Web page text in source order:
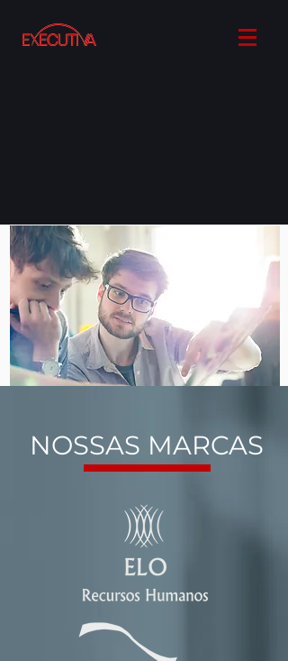
​Nós conectamos
pessoas, empresas e
Nossa equipe dedica-se a agregar
trabalhando para que cada projeto
desenvolvido proporcione uma
NOSSAS MARCAS